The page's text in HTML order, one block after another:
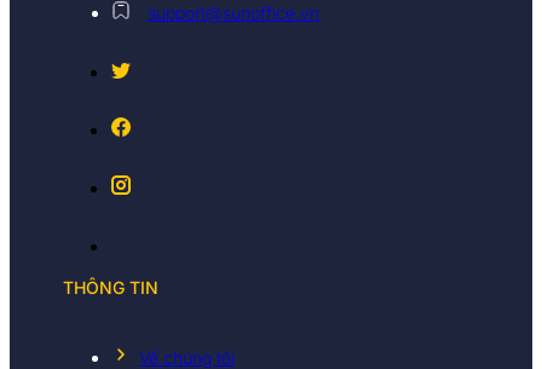
support@sunoffice.vn
THÔNG TIN
Về chúng tôi